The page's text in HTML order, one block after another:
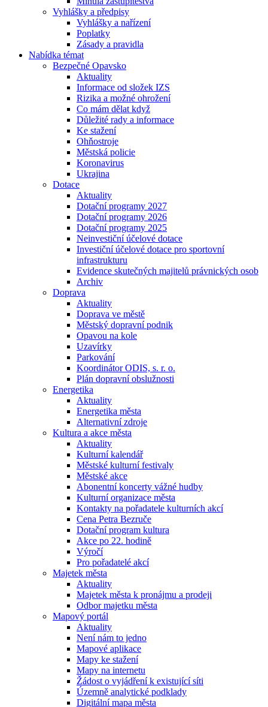
Vyhlášky a předpisy
Vyhlášky a nařízení
Poplatky
Zásady a pravidla
Nabídka témat
Bezpečné Opavsko
Aktuality
Informace od složek IZS
Rizika a možné ohrožení
Co mám dělat když
Důležité rady a informace
Ke stažení
Ohňostroje
Městská policie
Koronavirus
Ukrajina
Dotace
Aktuality
Dotační programy 2027
Dotační programy 2026
Dotační programy 2025
Neinvestiční účelové dotace
Investiční účelové dotace pro sportovní
infrastrukturu
Evidence skutečných majitelů právnických osob
Archiv
Doprava
Aktuality
Doprava ve městě
Městský dopravní podnik
Opavou na kole
Uzavírky
Parkování
Koordinátor ODIS, s. r. o.
Plán dopravní obslužnosti
Energetika
Aktuality
Energetika města
Alternativní zdroje
Kultura a akce města
Aktuality
Kulturní kalendář
Městské kulturní festivaly
Městské akce
Abonentní koncerty vážné hudby
Kulturní organizace města
Kontakty na pořadatele kulturních akcí
Cena Petra Bezruče
Dotační program kultura
Akce po 22. hodině
Výročí
Pro pořadatelé akcí
Majetek města
Aktuality
Majetek města k pronájmu a prodeji
Odbor majetku města
Mapový portál
Aktuality
Není nám to jedno
Mapové aplikace
Mapy ke stažení
Mapy na internetu
Žádost o vyjádření k existující síti
Územně analytické podklady
Digitální mapa města